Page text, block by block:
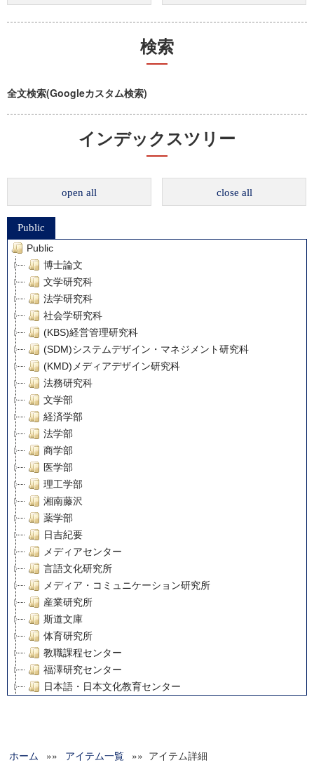
検索
全文検索(Googleカスタム検索)
インデックスツリー
open all close all
Public
Public
博士論文
文学研究科
法学研究科
社会学研究科
(KBS)経営管理研究科
(SDM)システムデザイン・マネジメント研究科
(KMD)メディアデザイン研究科
法務研究科
文学部
経済学部
法学部
商学部
医学部
理工学部
湘南藤沢
薬学部
日吉紀要
メディアセンター
言語文化研究所
メディア・コミュニケーション研究所
産業研究所
斯道文庫
体育研究所
教職課程センター
福澤研究センター
日本語・日本文化教育センター
グローバルリサーチインスティテュート
ホーム »» アイテム一覧 »» アイテム詳細